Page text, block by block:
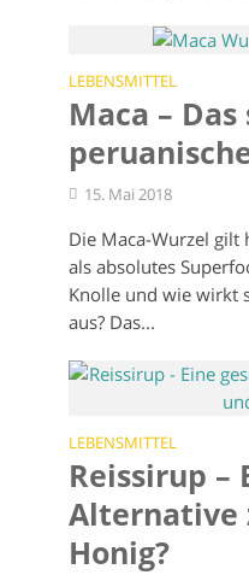
LEBENSMITTEL
Maca –
15. Mai 2018
Die Maca-Wurzel
als absolutes
Knolle und wie wirkt
aus? Das...
LEBENSMITTEL
Reissirup –
Alternative
Honig?